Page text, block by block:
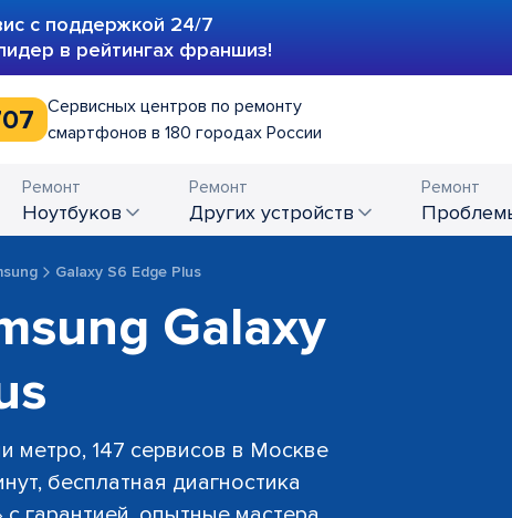
с поддержкой 24/7
в рейтингах франшиз!
Сервисных центров по ремонту
смартфонов в 180 городах России
Ремонт
ноутбуков
Ремонт
других устройств
Ремонт
Galaxy S6 Edge Plus
Galaxy
метро, 147 сервисов в Москве
бесплатная диагностика